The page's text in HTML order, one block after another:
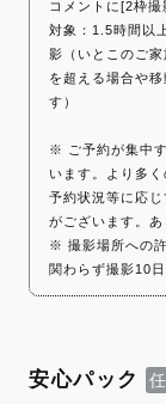
コメントに[2枠撮
対象：1.5時間以
影（いとこのご
を超える場合や
す）
※ ご予約が集中
います。より多
予約状況等に応
がございます。あ
※ 撮影場所への
関わらず撮影10
安心パック